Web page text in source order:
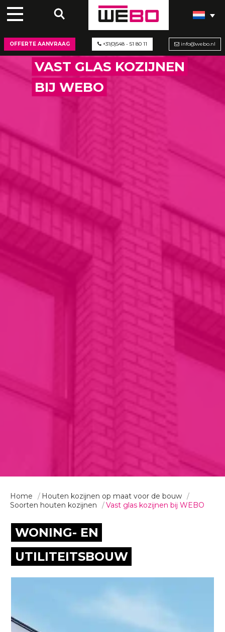
OFFERTE AANVRAAG +31(0)548 - 51 80 11 info@webo.nl
VAST GLAS KOZIJNEN
BIJ WEBO
Home
Houten kozijnen op maat voor de bouw
Soorten houten kozijnen
Vast glas kozijnen bij WEBO
WONING- EN
UTILITEITSBOUW